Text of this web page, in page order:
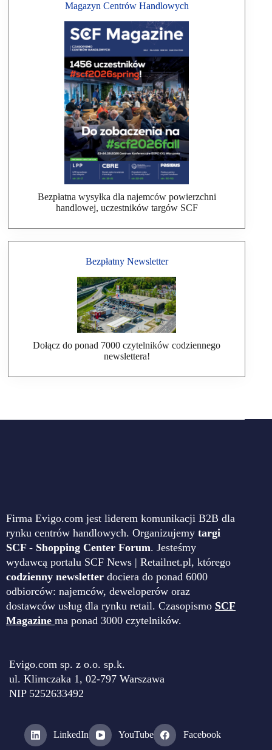
Magazyn Centrów Handlowych
Bezpłatna wysyłka dla najemców powierzchni
handlowej, uczestników targów SCF
Bezpłatny Newsletter
Dołącz do ponad 7000 czytelników codziennego
newslettera!
Firma Evigo.com jest liderem komunikacji B2B dla
rynku centrów handlowych. Organizujemy targi
SCF - Shopping Center Forum. Jesteśmy
wydawcą portalu SCF News | Retailnet.pl, którego
codzienny newsletter dociera do ponad 6000
odbiorców: najemców, deweloperów oraz
dostawców usług dla rynku retail. Czasopismo SCF
Magazine ma ponad 3000 czytelników.
Evigo.com sp. z o.o. sp.k.
ul. Klimczaka 1, 02-797 Warszawa
NIP 5252633492
LinkedIn YouTube Facebook